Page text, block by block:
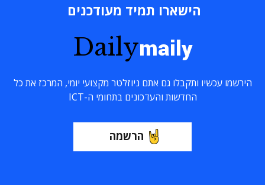
הישארו תמיד מעודכנים
Dailymaily
הירשמו עכשיו ותקבלו גם אתם ניוזלטר מקצועי יומי, המרכז את כל
החדשות והעדכונים בתחומי ה-ICT
הרשמה